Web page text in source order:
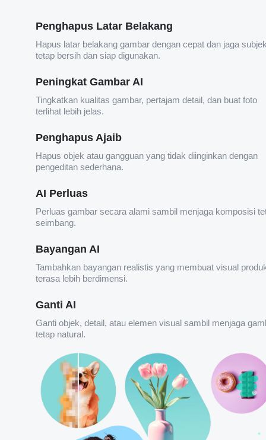
Penghapus Latar Belakang
Hapus latar belakang gambar dengan cepat dan jaga
tetap bersih dan siap digunakan.
Peningkat Gambar AI
Tingkatkan kualitas gambar, pertajam detail, dan buat foto
terlihat lebih jelas.
Penghapus Ajaib
Hapus objek atau gangguan yang tidak diinginkan dengan
pengeditan sederhana.
AI Perluas
Perluas gambar secara alami sambil menjaga komposisi
seimbang.
Bayangan AI
Tambahkan bayangan realistis yang membuat visual
terasa lebih berdimensi.
Ganti AI
Ganti objek, detail, atau elemen visual sambil menjaga
tetap natural.